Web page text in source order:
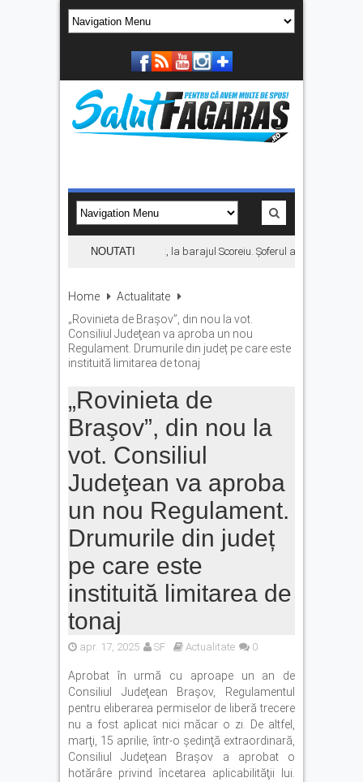
NOUTATI
Autoturism căzut în râul Olt, la barajul Scoreiu. Șoferul a reușit să iasă
Home
Actualitate
„Rovinieta de Braşov”, din nou la vot.
Consiliul Judeţean va aproba un nou
Regulament. Drumurile din județ pe care este
instituită limitarea de tonaj
„Rovinieta de
Braşov”, din nou la
vot. Consiliul
Judeţean va aproba
un nou Regulament.
Drumurile din județ
pe care este
instituită limitarea de
tonaj
apr. 17, 2025 SF Actualitate 0
Aprobat în urmă cu aproape un an de
Consiliul Judeţean Braşov, Regulamentul
pentru eliberarea permiselor de liberă trecere
nu a fost aplicat nici măcar o zi. De altfel,
marţi, 15 aprilie, într-o şedinţă extraordinară,
Consiliul Judeţean Braşov a aprobat o
hotărâre privind încetarea aplicabilităţii lui.